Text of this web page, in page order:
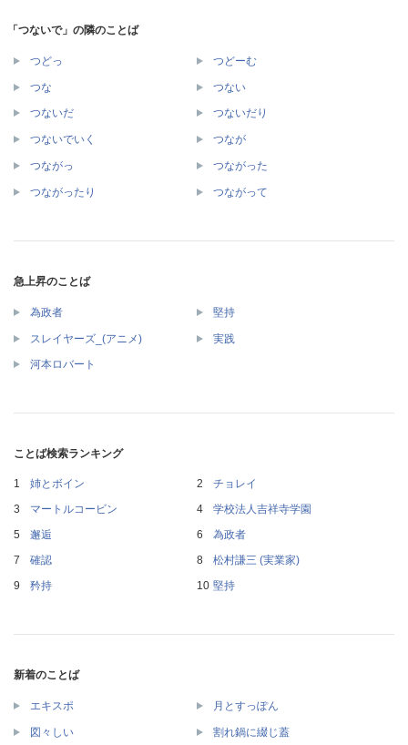
「つないで」の隣のことば
つどっ つどーむ
つな つない
つないだ つないだり
つないでいく つなが
つながっ つながった
つながったり つながって
急上昇のことば
為政者 堅持
スレイヤーズ_(アニメ) 実践
河本ロバート
ことば検索ランキング
姉とボイン
チョレイ
マートルコービン
学校法人吉祥寺学園
邂逅
為政者
確認
松村謙三 (実業家)
矜持
堅持
新着のことば
エキスポ 月とすっぽん
図々しい 割れ鍋に綴じ蓋